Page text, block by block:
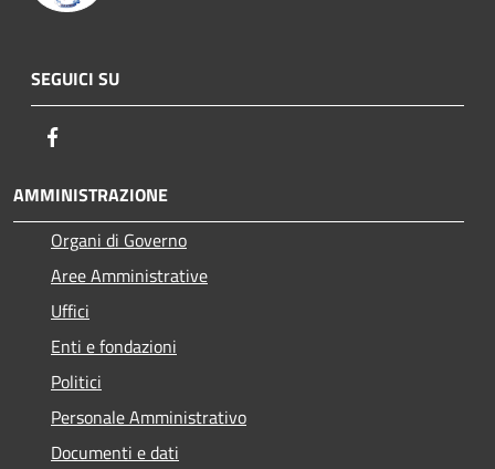
SEGUICI SU
AMMINISTRAZIONE
Organi di Governo
Aree Amministrative
Uffici
Enti e fondazioni
Politici
Personale Amministrativo
Documenti e dati